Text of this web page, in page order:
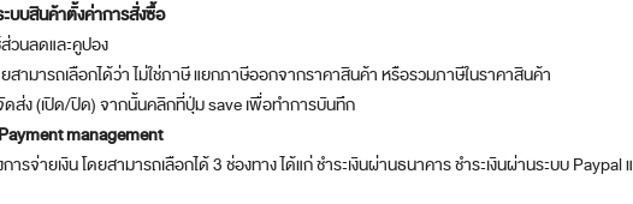
บบสินค้าตั้งค่าการสั่งซื้อ
วนลดและคูปอง
ามารถเลือกได้ว่า ไม่ใช่ภาษี แยกภาษีออกจากราคาสินค้า หรือรวมภาษีในราคาสินค้า
ส่ง (เปิด/ปิด) จากนั้นคลิกที่ปุ่ม save เพื่อทำการบันทึก
management
รจ่ายเงิน โดยสามารถเลือกได้ 3 ช่องทาง ได้แก่ ชำระเงินผ่านธนาคาร ชำระเงินผ่านระบบ Paypal